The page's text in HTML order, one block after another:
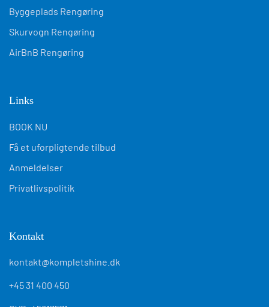
Byggeplads Rengøring
Skurvogn Rengøring
AirBnB Rengøring
Links
BOOK NU
Få et uforpligtende tilbud
Anmeldelser
Privatlivspolitik
Kontakt
kontakt@kompletshine.dk
+45 31 400 450